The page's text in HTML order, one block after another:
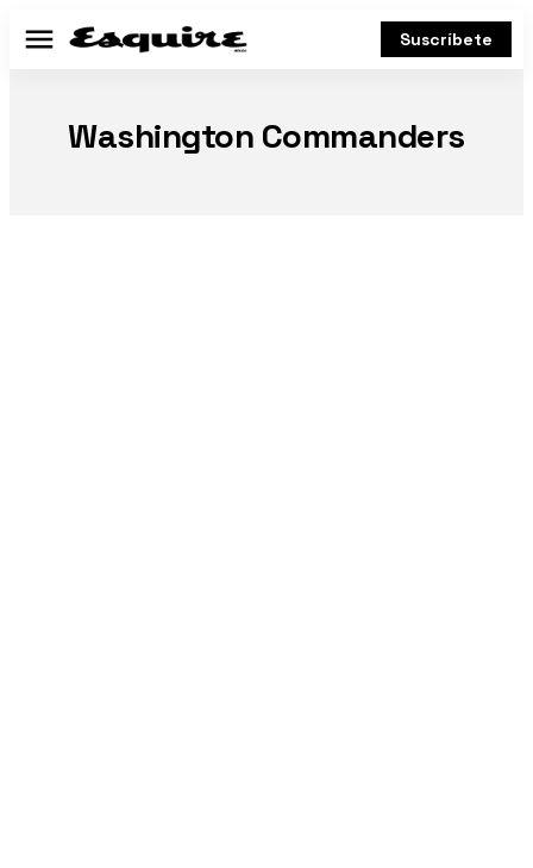
Menú Suscríbete
Washington Commanders